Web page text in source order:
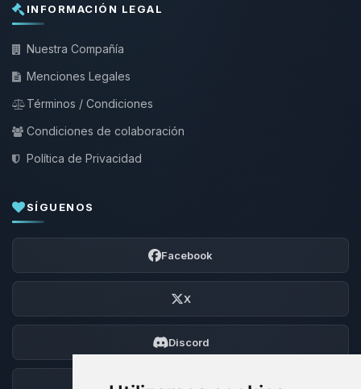
INFORMACIÓN LEGAL
Nuestra Compañía
Menciones Legales
Términos / Condiciones
Condiciones de colaboración
Política de Privacidad
SÍGUENOS
Facebook
X
Discord
Foro